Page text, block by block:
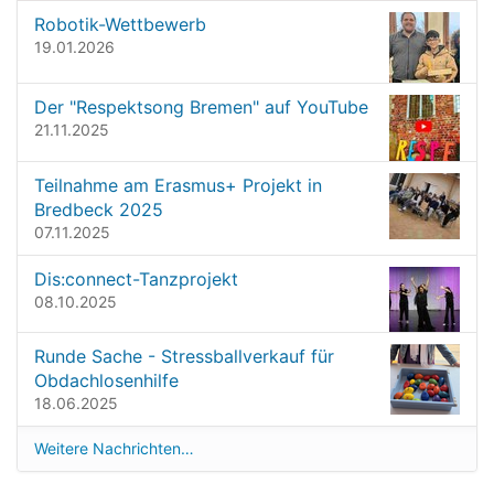
n
v
l
e
ö
ß
e
…
g
a
t
i
n
Robotik-Wettbewerb
19.01.2026
Der "Respektsong Bremen" auf YouTube
21.11.2025
Teilnahme am Erasmus+ Projekt in
Bredbeck 2025
07.11.2025
Dis:connect-Tanzprojekt
08.10.2025
Runde Sache - Stressballverkauf für
Obdachlosenhilfe
18.06.2025
Weitere Nachrichten…